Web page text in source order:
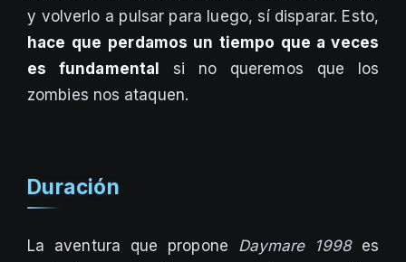
y volverlo a pulsar para luego, sí disparar. Esto,
hace que perdamos un tiempo que a veces
es fundamental si no queremos que los
zombies nos ataquen.
Duración
La aventura que propone Daymare 1998 es